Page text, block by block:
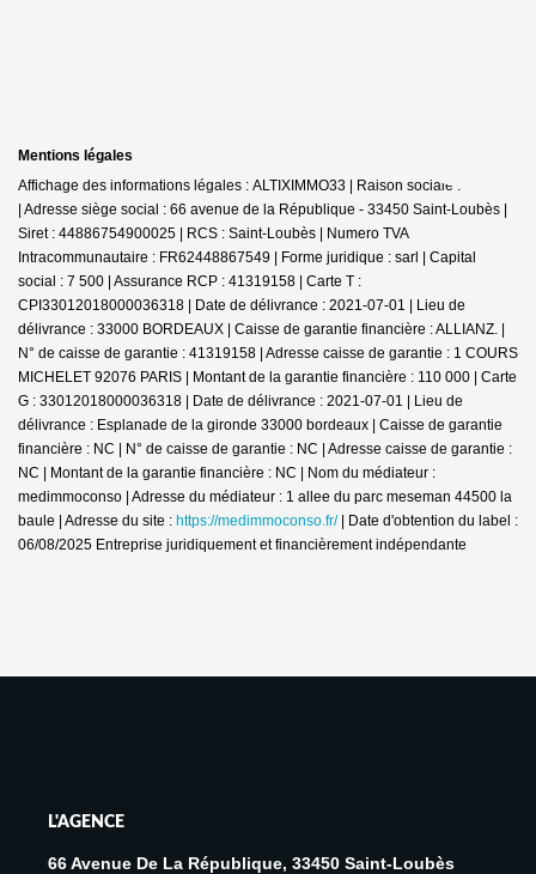
Mentions légales
Affichage des informations légales : ALTIXIMMO33 | Raison sociale : IMMAJE
| Adresse siège social : 66 avenue de la République - 33450 Saint-Loubès |
Siret : 44886754900025 | RCS : Saint-Loubès | Numero TVA
Intracommunautaire : FR62448867549 | Forme juridique : sarl | Capital
social : 7 500 | Assurance RCP : 41319158 | Carte T :
CPI33012018000036318 | Date de délivrance : 2021-07-01 | Lieu de
délivrance : 33000 BORDEAUX | Caisse de garantie financière : ALLIANZ. |
N° de caisse de garantie : 41319158 | Adresse caisse de garantie : 1 COURS
MICHELET 92076 PARIS | Montant de la garantie financière : 110 000 | Carte
G : 33012018000036318 | Date de délivrance : 2021-07-01 | Lieu de
délivrance : Esplanade de la gironde 33000 bordeaux | Caisse de garantie
financière : NC | N° de caisse de garantie : NC | Adresse caisse de garantie :
NC | Montant de la garantie financière : NC | Nom du médiateur :
medimmoconso | Adresse du médiateur : 1 allee du parc meseman 44500 la
baule | Adresse du site : https://medimmoconso.fr/| Date d'obtention du label :
06/08/2025 Entreprise juridiquement et financièrement indépendante
L'AGENCE
66 Avenue De La République, 33450 Saint-Loubès